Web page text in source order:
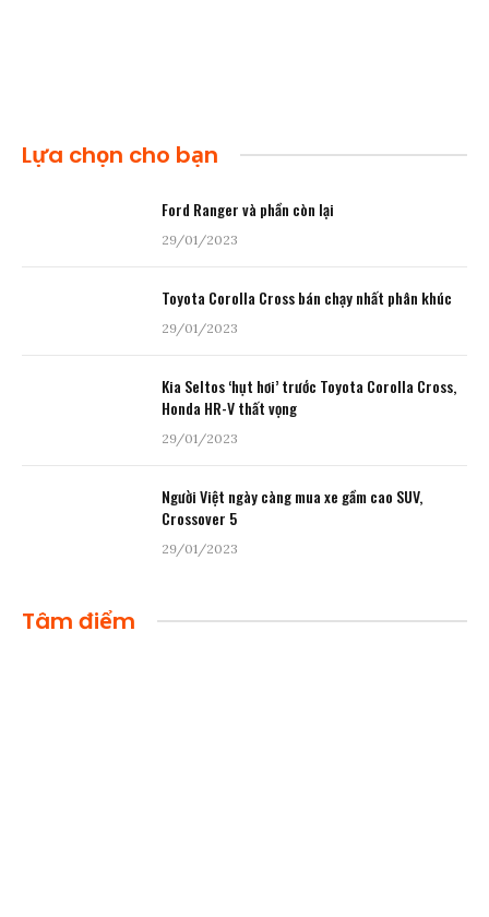
Lựa chọn cho bạn
Ford Ranger và phần còn lại
29/01/2023
Toyota Corolla Cross bán chạy nhất phân khúc
29/01/2023
Kia Seltos ‘hụt hơi’ trước Toyota Corolla Cross,
Honda HR-V thất vọng
29/01/2023
Người Việt ngày càng mua xe gầm cao SUV,
Crossover 5
29/01/2023
Tâm điểm